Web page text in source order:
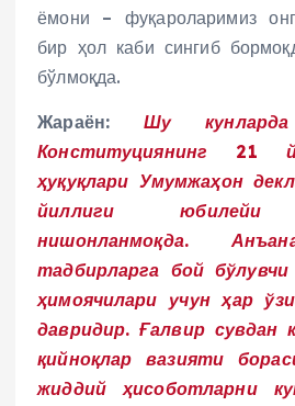
ёмони – фуқароларимиз
бир ҳол каби сингиб
бўлмоқда.
Жараён: Шу кунларда
Конституциянинг 21
ҳуқуқлари Умумжаҳон
йиллиги юбилейи
нишонланмоқда.
тадбирларга бой
ҳимоячилари учун ҳар
давридир. Ғалвир сувдан
қийноқлар вазияти
жиддий ҳисоботларни